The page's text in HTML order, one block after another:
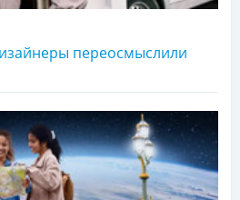
переосмыслили